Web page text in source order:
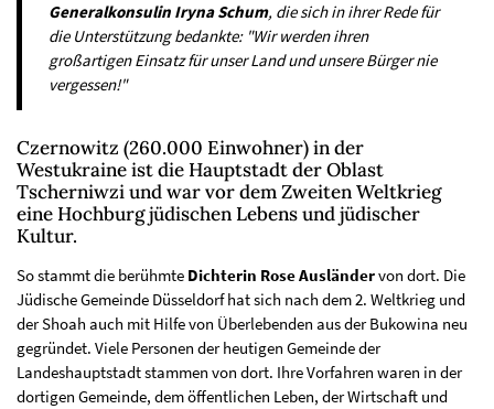
Generalkonsulin Iryna Schum, die sich in ihrer Rede für
die Unterstützung bedankte: "Wir werden ihren
großartigen Einsatz für unser Land und unsere Bürger nie
vergessen!"
Czernowitz (260.000 Einwohner) in der
Westukraine ist die Hauptstadt der Oblast
Tscherniwzi und war vor dem Zweiten Weltkrieg
eine Hochburg jüdischen Lebens und jüdischer
Kultur.
So stammt die berühmte Dichterin Rose Ausländervon dort. Die
Jüdische Gemeinde Düsseldorf hat sich nach dem 2. Weltkrieg und
der Shoah auch mit Hilfe von Überlebenden aus der Bukowina neu
gegründet. Viele Personen der heutigen Gemeinde der
Landeshauptstadt stammen von dort. Ihre Vorfahren waren in der
dortigen Gemeinde, dem öffentlichen Leben, der Wirtschaft und